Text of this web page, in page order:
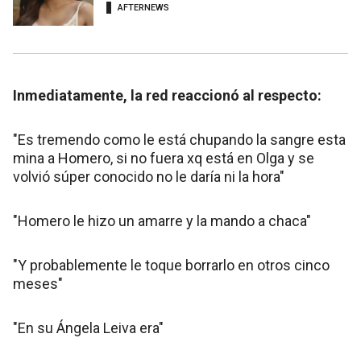
AFTERNEWS
Inmediatamente, la red reaccionó al respecto:
"Es tremendo como le está chupando la sangre esta
mina a Homero, si no fuera xq está en Olga y se
volvió súper conocido no le daría ni la hora"
"Homero le hizo un amarre y la mando a chaca"
"Y probablemente le toque borrarlo en otros cinco
meses"
"En su Ángela Leiva era"